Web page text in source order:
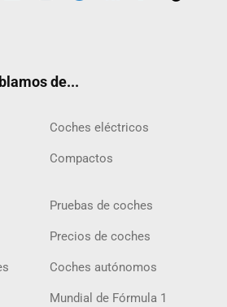
de...
Coches eléctricos
Compactos
Pruebas de coches
Precios de coches
Coches autónomos
Mundial de Fórmula 1